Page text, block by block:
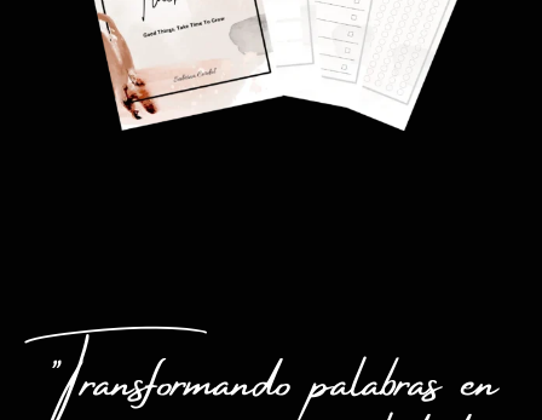
"Transformando palabras en